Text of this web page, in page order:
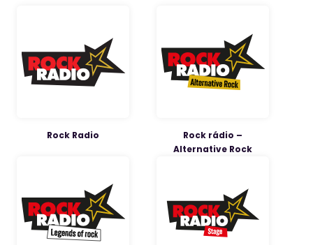
Rock Radio
Rock rádio –
Alternative Rock